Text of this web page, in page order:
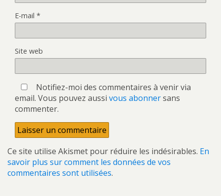
E-mail *
Site web
Notifiez-moi des commentaires à venir via
email. Vous pouvez aussi vous abonnersans
commenter.
Ce site utilise Akismet pour réduire les indésirables. En
savoir plus sur comment les données de vos
commentaires sont utilisées.